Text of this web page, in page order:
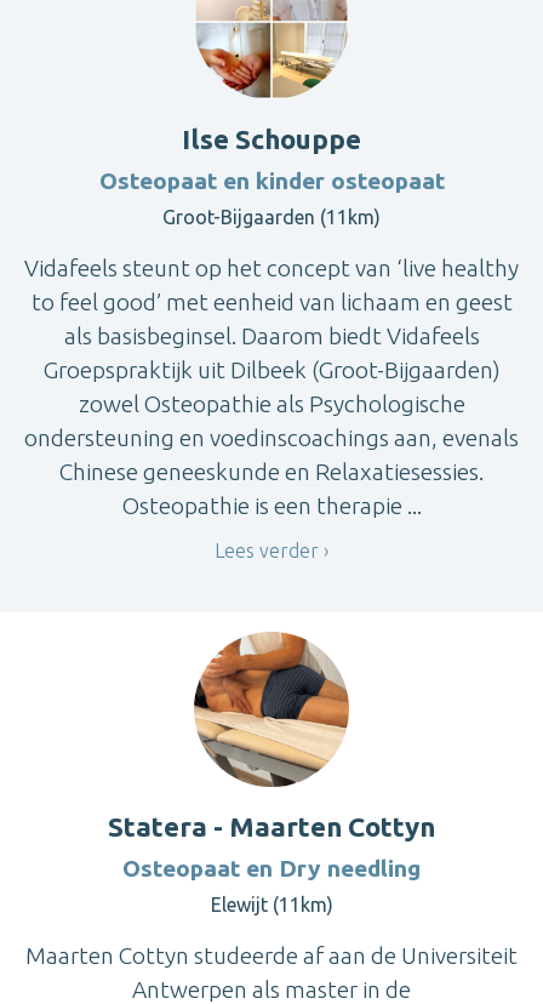
Ilse Schouppe
Osteopaat en kinder osteopaat
Groot-Bijgaarden (11km)
Vidafeels steunt op het concept van ‘live healthy
to feel good’ met eenheid van lichaam en geest
als basisbeginsel. Daarom biedt Vidafeels
Groepspraktijk uit Dilbeek (Groot-Bijgaarden)
zowel Osteopathie als Psychologische
ondersteuning en voedinscoachings aan, evenals
Chinese geneeskunde en Relaxatiesessies.
Osteopathie is een therapie ...
Lees verder
Statera - Maarten Cottyn
Osteopaat en Dry needling
Elewijt (11km)
Maarten Cottyn studeerde af aan de Universiteit
Antwerpen als master in de